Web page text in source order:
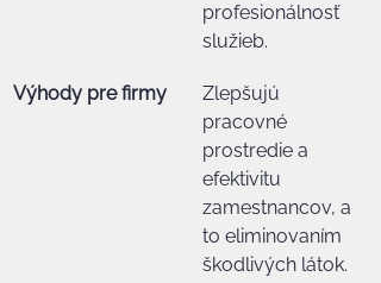
profesionálnosť
služieb.
Výhody pre firmy
Zlepšujú
pracovné
prostredie a
efektivitu
zamestnancov, a
to eliminovaním
škodlivých látok.